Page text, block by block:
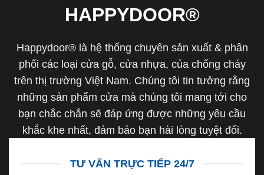
HAPPYDOOR®
Happydoor® là hệ thống chuyên sản xuất & phân
phối các loại cửa gỗ, cửa nhựa, của chống cháy
trên thị trường Việt Nam. Chúng tôi tin tưởng rằng
những sản phẩm cửa mà chúng tôi mang tới cho
bạn chắc chắn sẽ đáp ứng được những yêu cầu
khắc khe nhất, đảm bảo bạn hài lòng tuyệt đối.
TƯ VẤN TRỰC TIẾP 24/7